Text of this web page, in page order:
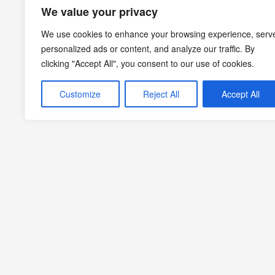
We value your privacy
We use cookies to enhance your browsing experience,
personalized ads or content, and analyze our traffic. By
clicking "Accept All", you consent to our use of cookies.
Customize Reject All Accept All